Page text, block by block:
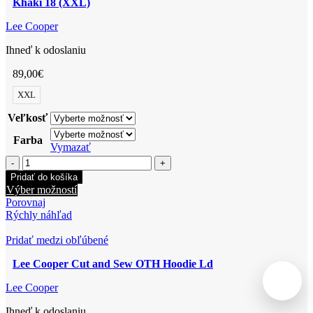
Khaki 18 (XXL)
Lee Cooper
Ihneď k odoslaniu
89,00€
XXL
Veľkosť
Farba
Vymazať
množstvo
Lee
Cooper
Long
Padded
Jacket
Ladies
2660297695105
Khaki
(XXL)
Pridať do košíka
Výber možnostíTento
variantov.
si
Porovnaj
Rýchly náhľad
Pridať medzi obľúbené
Lee Cooper Cut and Sew OTH Hoodie Ld
Lee Cooper